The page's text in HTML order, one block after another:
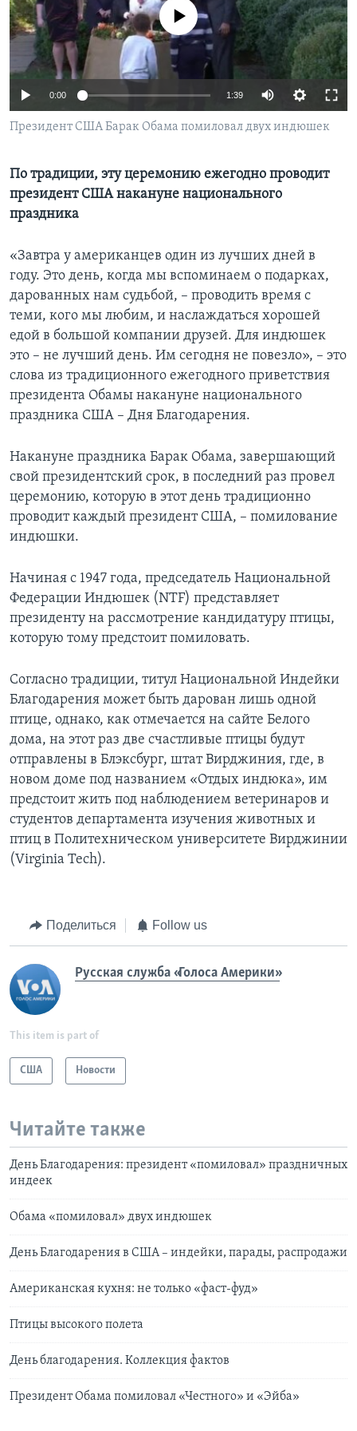
Learning English
СОЦИАЛЬНЫЕ СЕТИ
No media source currently available
0:00 1:39
Президент США Барак Обама помиловал двух индюшек
По традиции, эту церемонию ежегодно проводит
президент США накануне национального
праздника
«Завтра у американцев один из лучших дней в
году. Это день, когда мы вспоминаем о подарках,
дарованных нам судьбой, – проводить время с
теми, кого мы любим, и наслаждаться хорошей
едой в большой компании друзей. Для индюшек
это – не лучший день. Им сегодня не повезло», – это
слова из традиционного ежегодного приветствия
президента Обамы накануне национального
праздника США – Дня Благодарения.
Накануне праздника Барак Обама, завершающий
свой президентский срок, в последний раз провел
церемонию, которую в этот день традиционно
проводит каждый президент США, – помилование
индюшки.
Начиная с 1947 года, председатель Национальной
Федерации Индюшек (NTF) представляет
президенту на рассмотрение кандидатуру птицы,
которую тому предстоит помиловать.
Согласно традиции, титул Национальной Индейки
Благодарения может быть дарован лишь одной
птице, однако, как отмечается на сайте Белого
дома, на этот раз две счастливые птицы будут
отправлены в Блэксбург, штат Вирджиния, где, в
новом доме под названием «Отдых индюка», им
предстоит жить под наблюдением ветеринаров и
студентов департамента изучения животных и
птиц в Политехническом университете Вирджинии
(Virginia Tech).
Поделиться Follow us
Русская служба «Голоса Америки»
This item is part of
США Новости
Читайте также
День Благодарения: президент «помиловал» праздничных
индеек
Обама «помиловал» двух индюшек
День Благодарения в США – индейки, парады, распродажи
Американская кухня: не только «фаст-фуд»
Птицы высокого полета
День благодарения. Коллекция фактов
Президент Обама помиловал «Честного» и «Эйба»